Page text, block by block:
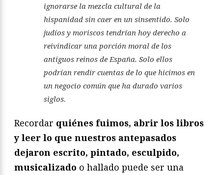
ignorarse la mezcla cultural de la
hispanidad sin caer en un sinsentido. Solo
judíos y moriscos tendrían hoy derecho a
reivindicar una porción moral de los
antiguos reinos de España. Solo ellos
podrían rendir cuentas de lo que hicimos en
un negocio común que ha durado varios
siglos.
Recordar quiénes fuimos, abrir los libros
y leer lo que nuestros antepasados
dejaron escrito, pintado, esculpido,
musicalizado o hallado puede ser una